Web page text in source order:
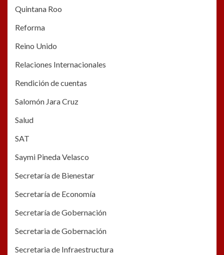
Quintana Roo
Reforma
Reino Unido
Relaciones Internacionales
Rendición de cuentas
Salomón Jara Cruz
Salud
SAT
Saymi Pineda Velasco
Secretaría de Bienestar
Secretaría de Economía
Secretaría de Gobernación
Secretaria de Gobernación
Secretaria de Infraestructura